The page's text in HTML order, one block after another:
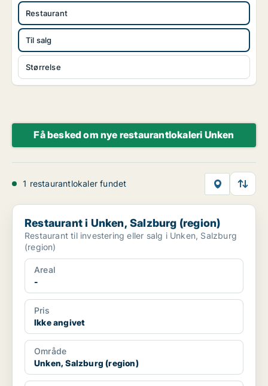
Restaurant
Til salg
Størrelse
Få besked om nye restaurantlokaleri Unken
1 restaurantlokaler fundet
Restaurant i Unken, Salzburg (region)
Restaurant i Unken, Salzburg (region)
Restaurant til investering eller salg i Unken, Salzburg
(region)
Areal
-
Pris
Ikke angivet
Område
Unken, Salzburg (region)